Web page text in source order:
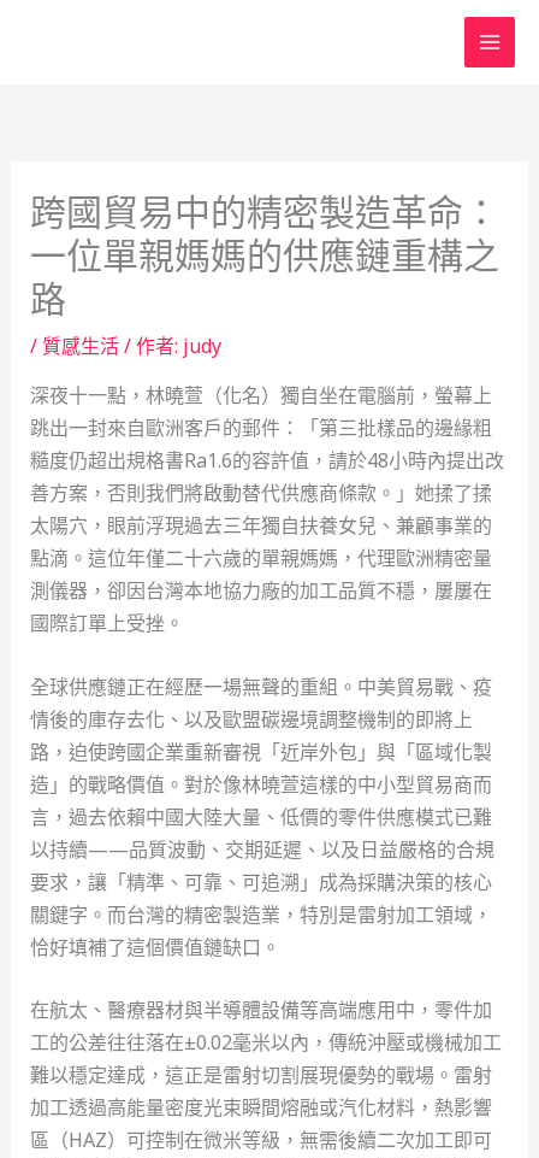
跨國貿易中的精密製造革命：
一位單親媽媽的供應鏈重構之
路
/ 質感生活/ 作者: judy
深夜十一點，林曉萱（化名）獨自坐在電腦前，螢幕上
跳出一封來自歐洲客戶的郵件：「第三批樣品的邊緣粗
糙度仍超出規格書Ra1.6的容許值，請於48小時內提出改
善方案，否則我們將啟動替代供應商條款。」她揉了揉
太陽穴，眼前浮現過去三年獨自扶養女兒、兼顧事業的
點滴。這位年僅二十六歲的單親媽媽，代理歐洲精密量
測儀器，卻因台灣本地協力廠的加工品質不穩，屢屢在
國際訂單上受挫。
全球供應鏈正在經歷一場無聲的重組。中美貿易戰、疫
情後的庫存去化、以及歐盟碳邊境調整機制的即將上
路，迫使跨國企業重新審視「近岸外包」與「區域化製
造」的戰略價值。對於像林曉萱這樣的中小型貿易商而
言，過去依賴中國大陸大量、低價的零件供應模式已難
以持續——品質波動、交期延遲、以及日益嚴格的合規
要求，讓「精準、可靠、可追溯」成為採購決策的核心
關鍵字。而台灣的精密製造業，特別是雷射加工領域，
恰好填補了這個價值鏈缺口。
在航太、醫療器材與半導體設備等高端應用中，零件加
工的公差往往落在±0.02毫米以內，傳統沖壓或機械加工
難以穩定達成，這正是雷射切割展現優勢的戰場。雷射
加工透過高能量密度光束瞬間熔融或汽化材料，熱影響
區（HAZ）可控制在微米等級，無需後續二次加工即可